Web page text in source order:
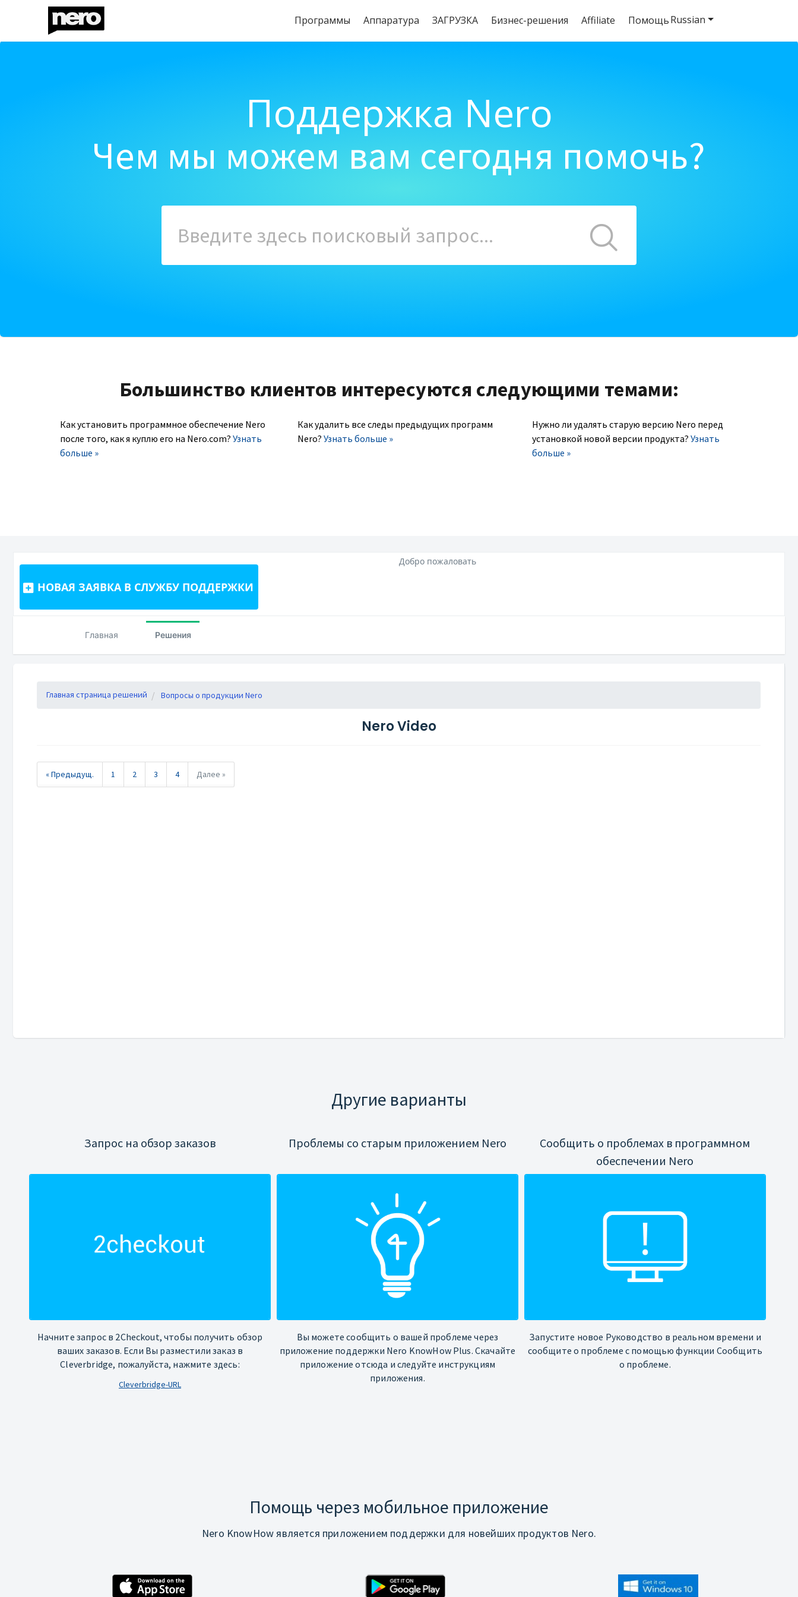
Программы Aппаратура ЗАГРУЗКА Бизнес-решения Affiliate Помощь
Поддержка Nero
Чем мы можем вам сегодня помочь?
Большинство клиентов интересуются следующими темами:
Как установить программное обеспечение Nero
после того, как я куплю его на Nero.com? Узнать
больше »
Как удалить все следы предыдущих программ
Nero? Узнать больше »
Нужно ли удалять старую версию Nero перед
установкой новой версии продукта? Узнать
больше »
НОВАЯ ЗАЯВКА В СЛУЖБУ ПОДДЕРЖКИ
Russian
Добро пожаловать
Главная Решения
Главная страница решений Вопросы о продукции Nero
Nero Video
« Предыдущ. 1 2 3 4 Далее »
Другие варианты
Запрос на обзор заказов
Начните запрос в 2Checkout, чтобы получить обзор
ваших заказов. Если Вы разместили заказ в
Cleverbridge, пожалуйста, нажмите здесь:
Cleverbridge-URL
Проблемы со старым приложением Nero
Вы можете сообщить о вашей проблеме через
приложение поддержки Nero KnowHow Plus. Скачайте
приложение отсюда и следуйте инструкциям
приложения.
Сообщить о проблемах в программном
обеспечении Nero
Запустите новое Руководство в реальном времени и
сообщите о проблеме с помощью функции Сообщить
о проблеме.
Помощь через мобильное приложение
Nero KnowHow является приложением поддержки для новейших продуктов Nero.